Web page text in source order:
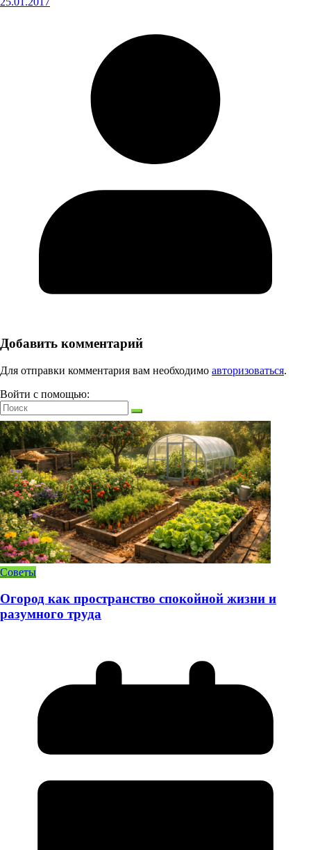
Добавить комментарий
Для отправки комментария вам необходимо авторизоваться.
Войти с помощью:
Советы
Огород как пространство спокойной жизни и
разумного труда